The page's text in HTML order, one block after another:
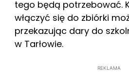
tego będą potrzebować.
włączyć się do zbiórki
przekazując dary do
w Tarłowie.
REKLAMA